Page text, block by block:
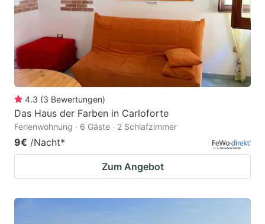
4.3 (3 Bewertungen)
Das Haus der Farben in Carloforte
Ferienwohnung · 6 Gäste · 2 Schlafzimmer
9€ /Nacht*
Zum Angebot